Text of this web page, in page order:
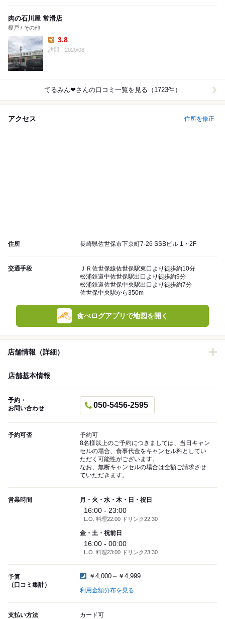
肉の石川屋 常滑店
榎戸 / その他
Lunch:
3.8
訪問：2020/08
てるみん❤︎さんの口コミ一覧を見る（1723件）
アクセス 住所を修正
住所 長崎県佐世保市下京町7-26 SSBビル 1・2F
交通手段
ＪＲ佐世保線佐世保駅東口より徒歩約10分
松浦鉄道中佐世保駅出口より徒歩約9分
松浦鉄道佐世保中央駅出口より徒歩約7分
佐世保中央駅から350m
食べログアプリで地図を開く
店舗情報（詳細）
店舗基本情報
予約・
お問い合わせ
050-5456-2595
予約可否
予約可
8名様以上のご予約につきましては、当日キャン
セルの場合、食事代金をキャンセル料としてい
ただく可能性がございます。
なお、無断キャンセルの場合は全額ご請求させ
ていただきます。
営業時間 月・火・水・木・日・祝日
16:00 - 23:00
L.O. 料理22:00 ドリンク22:30
金・土・祝前日
16:00 - 00:00
L.O. 料理23:00 ドリンク23:30
予算
（口コミ集計）
￥4,000～￥4,999
利用金額分布を見る
支払い方法 カード可